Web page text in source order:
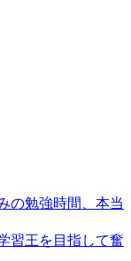
の勉強時間、本当
習王を目指して奮